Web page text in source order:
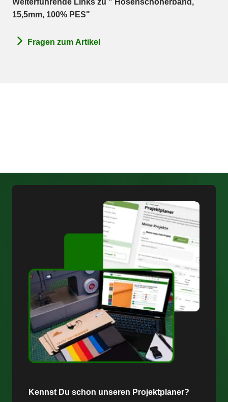
Weiterführende Links zu " Hosenschonerband,
15,5mm, 100% PES"
Fragen zum Artikel
Kennst Du schon unseren Projektplaner?